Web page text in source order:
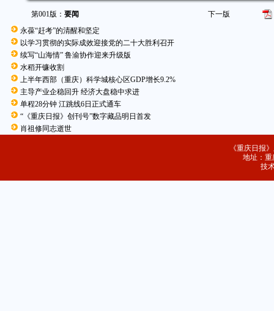
第001版：要闻
下一版
永葆“赶考”的清醒和坚定
以学习贯彻的实际成效迎接党的二十大胜利召开
续写“山海情” 鲁渝协作迎来升级版
水稻开镰收割
上半年西部（重庆）科学城核心区GDP增长9.2%
主导产业企稳回升 经济大盘稳中求进
单程28分钟 江跳线6日正式通车
“《重庆日报》创刊号”数字藏品明日首发
肖祖修同志逝世
《重庆日报
地址：重
技